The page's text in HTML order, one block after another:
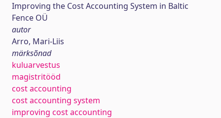
Improving the Cost Accounting System in Baltic
Fence OÜ
autor
Arro, Mari-Liis
märksõnad
kuluarvestus
magistritööd
cost accounting
cost accounting system
improving cost accounting